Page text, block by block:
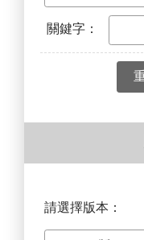
關鍵字：
請選擇版本：